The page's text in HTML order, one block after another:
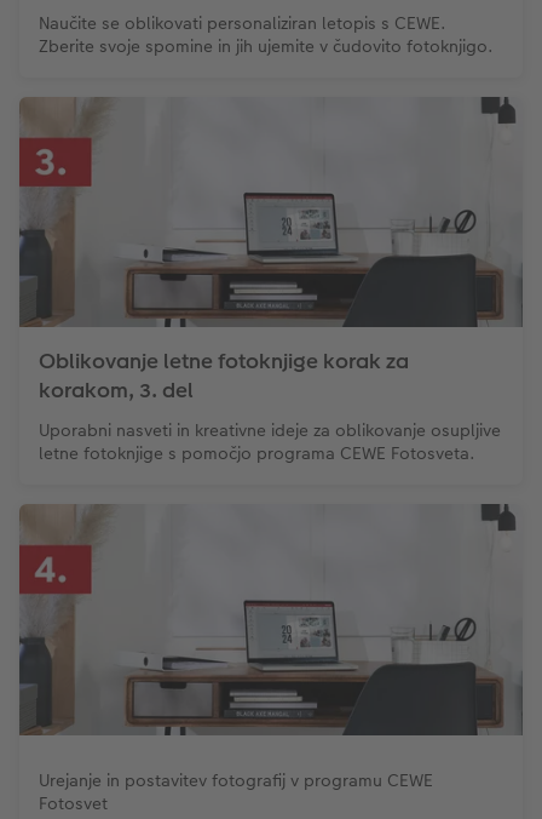
Naučite se oblikovati personaliziran letopis s CEWE.
Zberite svoje spomine in jih ujemite v čudovito fotoknjigo.
Oblikovanje letne fotoknjige korak za
korakom, 3. del
Uporabni nasveti in kreativne ideje za oblikovanje osupljive
letne fotoknjige s pomočjo programa CEWE Fotosveta.
Urejanje in postavitev fotografij v programu CEWE
Fotosvet